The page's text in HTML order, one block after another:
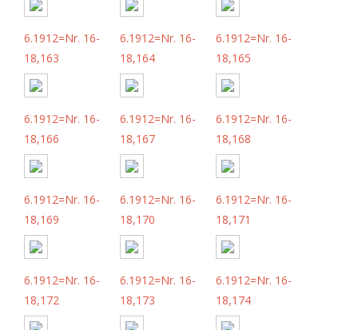
6.1912=Nr. 16-
18,163
6.1912=Nr. 16-
18,164
6.1912=Nr. 16-
18,165
6.1912=Nr. 16-
18,166
6.1912=Nr. 16-
18,167
6.1912=Nr. 16-
18,168
6.1912=Nr. 16-
18,169
6.1912=Nr. 16-
18,170
6.1912=Nr. 16-
18,171
6.1912=Nr. 16-
18,172
6.1912=Nr. 16-
18,173
6.1912=Nr. 16-
18,174